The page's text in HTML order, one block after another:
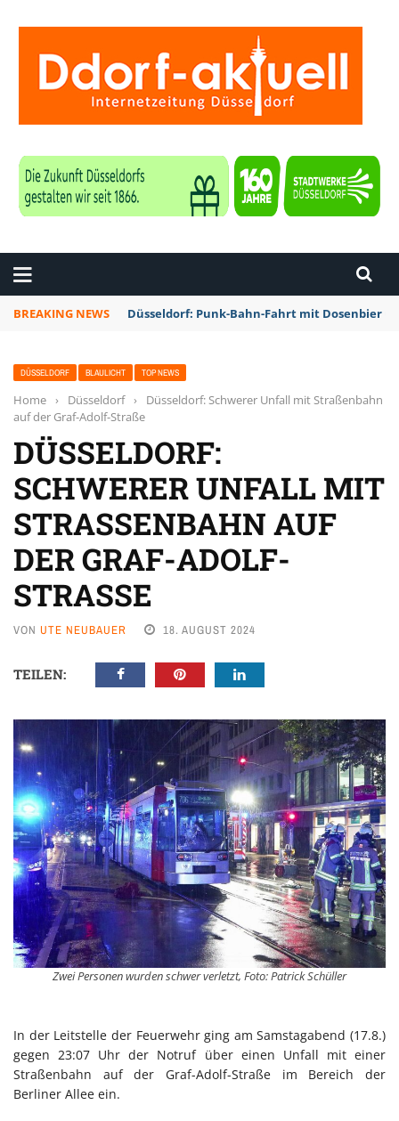
BREAKING NEWS Düsseldorf: Punk-Bahn-Fahrt mit Dosenbier
DÜSSELDORF BLAULICHT TOP NEWS
Home › Düsseldorf ›
Düsseldorf: Schwerer Unfall mit Straßenbahn
auf der Graf-Adolf-Straße
DÜSSELDORF:
SCHWERER UNFALL MIT
STRASSENBAHN AUF D
ER GRAF-ADOLF-S
TRASSE
VON UTE NEUBAUER 18. AUGUST 2024
TEILEN:
Zwei Personen wurden schwer verletzt, Foto: Patrick Schüller
In der Leitstelle der Feuerwehr ging am Samstagabend (17.8.)
gegen 23:07 Uhr der Notruf über einen Unfall mit einer
Straßenbahn auf der Graf-Adolf-Straße im Bereich der
Berliner Allee ein.